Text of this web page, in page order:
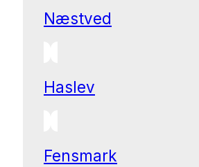
Næstved
Haslev
Fensmark